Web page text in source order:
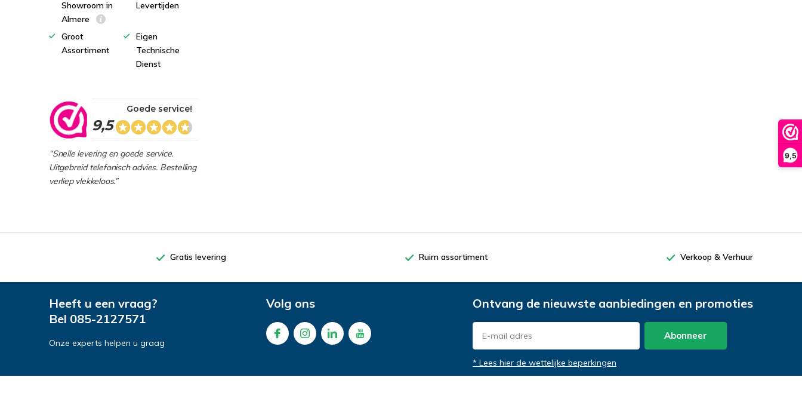
9,5
Showroom in
Almere
Levertijden
Groot
Assortiment
Eigen
Technische
Dienst
9,5
Goede service!
“Snelle levering en goede service.
Uitgebreid telefonisch advies. Bestelling
verliep vlekkeloos.”
Gratis levering Ruim assortiment Verkoop & Verhuur
Heeft u een vraag?
Bel 085-2127571
Onze experts helpen u graag
Volg ons Ontvang de nieuwste aanbiedingen en promoties
Abonneer
* Lees hier de wettelijke beperkingen